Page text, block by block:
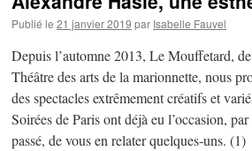
Publié le 21 janvier 2019 par Isabelle Fauvel
Depuis l’automne 2013, Le Mouffetard,
Théâtre des arts de la marionnette, nous
des spectacles extrêmement créatifs et
Soirées de Paris ont déjà eu l’occasion,
passé, de vous en relater quelques-uns. (1)